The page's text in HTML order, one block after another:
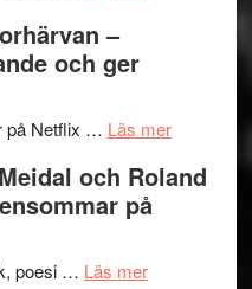
och
lättsam
2026
I
Delvis
genrens
–
och ger
på Netflix … Läs merom
och Roland
på
poesi … Läs merom